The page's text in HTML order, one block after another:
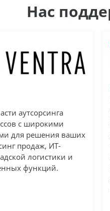
Нас
аутсорсинга
с широкими
для решения ваших
продаж, ИТ-
логистики и
функций.